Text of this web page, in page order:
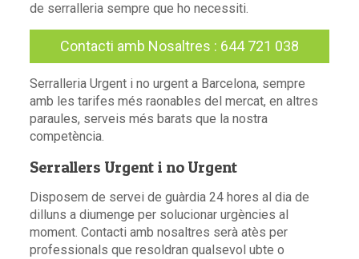
de serralleria sempre que ho necessiti.
Contacti amb Nosaltres : 644 721 038
Serralleria Urgent i no urgent a Barcelona, sempre
amb les tarifes més raonables del mercat, en altres
paraules, serveis més barats que la nostra
competència.
Serrallers Urgent i no Urgent
Disposem de servei de guàrdia 24 hores al dia de
dilluns a diumenge per solucionar urgències al
moment. Contacti amb nosaltres serà atès per
professionals que resoldran qualsevol ubte o